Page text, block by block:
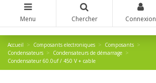
Menu Chercher Connexion
Accueil Composants electroniques
Composants
Condensateurs
Condensateurs de démarrage
Condensateur 60.0uf / 450 V + cable